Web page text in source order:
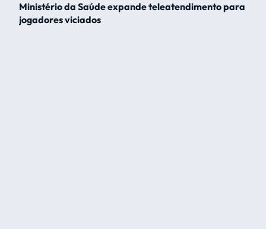
Ministério da Saúde expande teleatendimento para
jogadores viciados